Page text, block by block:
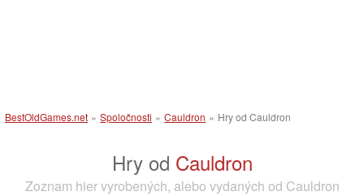
BestOldGames.net » Spoločnosti » Cauldron » Hry od Cauldron
Hry od Cauldron
Zoznam hier vyrobených, alebo vydaných od Cauldron